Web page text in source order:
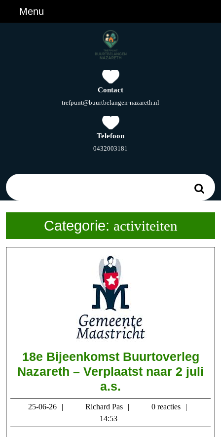
Menu
Contact
trefpunt@buurtbelangen-nazareth.nl
Telefoon
0432003181
Categorie: activiteiten
18e Bijeenkomst Buurtoverleg
Nazareth – Verplaatst naar 2 juli
a.s.
Bijeenkomst
Buurtoverleg
Nazareth
25-06-26
26
Richard Pas
Richard0 reacties
14:53